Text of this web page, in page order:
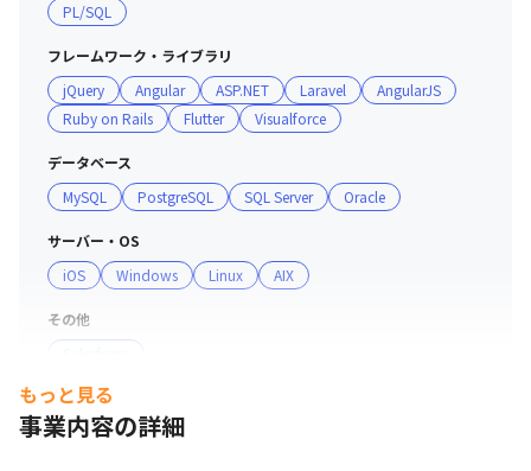
PL/SQL
フレームワーク・ライブラリ
jQuery
Angular ASP.NET Laravel
AngularJS
Ruby on Rails
Flutter Visualforce
データベース
MySQL
PostgreSQL SQL Server Oracle
サーバー・OS
iOS
Windows Linux AIX
その他
もっと見る
事業内容の詳細